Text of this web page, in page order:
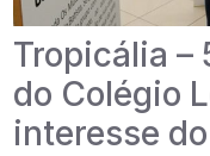
Tropicália –
do Colégio
interesse